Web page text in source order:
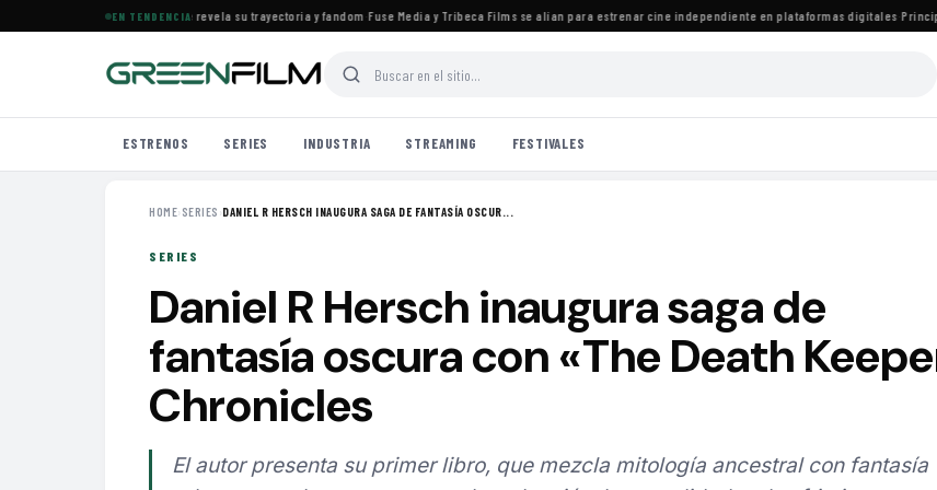
EN TENDENCIA
el documental de KATSEYE que revela su trayectoria y fandom·Fuse Media y Tribeca Films se alían para estrenar cine independiente en plataformas digitales·
ESTRENOS SERIES INDUSTRIA STREAMING FESTIVALES
HOME› SERIES ›DANIEL R HERSCH INAUGURA SAGA DE FANTASÍA OSCUR...
SERIES
Daniel R Hersch inaugura saga de
fantasía oscura con «The Death
Chronicles
El autor presenta su primer libro, que mezcla mitología ancestral con fantasía